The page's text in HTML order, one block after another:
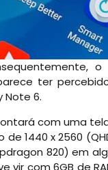
ter
Note 6.
com uma
1440 x 2560
820) em
vir com 6GB de